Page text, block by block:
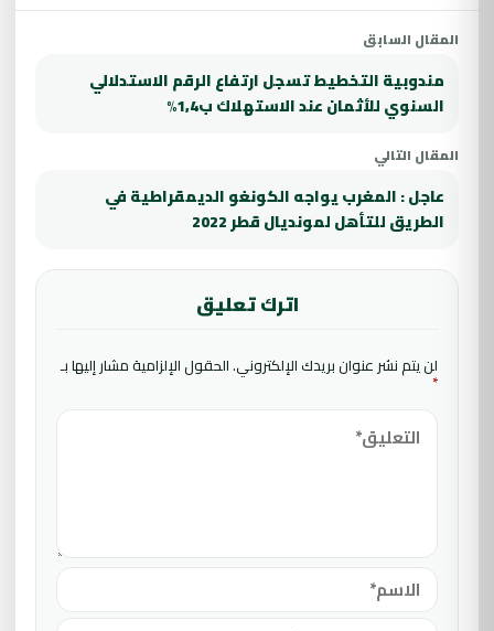
المقال السابق
مندوبية التخطيط تسجل ارتفاع الرقم الاستدلالي
السنوي للأثمان عند الاستهلاك ب1,4%
المقال التالي
عاجل : المغرب يواجه الكونغو الديمقراطية في
الطريق للتأهل لمونديال قطر 2022
اترك تعليق
لن يتم نشر عنوان بريدك الإلكتروني.الحقول الإلزامية مشار إليها بـ
*